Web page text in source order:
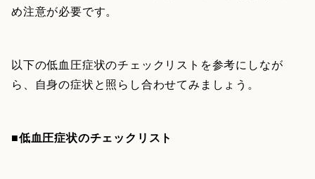
め注意が必要です。
以下の低血圧症状のチェックリストを参考にしなが
ら、自身の症状と照らし合わせてみましょう。
■低血圧症状のチェックリスト